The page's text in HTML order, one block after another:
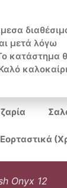
Εορταστικά
Onyx 12
μετά λόγω
κατάστημα